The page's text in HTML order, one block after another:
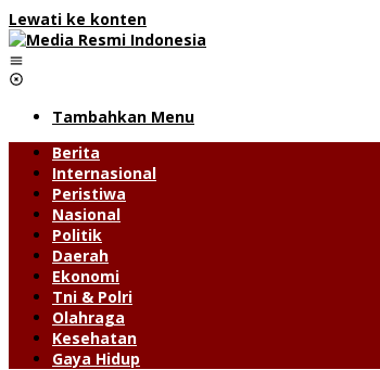
Lewati ke konten
Tambahkan Menu
Berita
Internasional
Peristiwa
Nasional
Politik
Daerah
Ekonomi
Tni & Polri
Olahraga
Kesehatan
Gaya Hidup